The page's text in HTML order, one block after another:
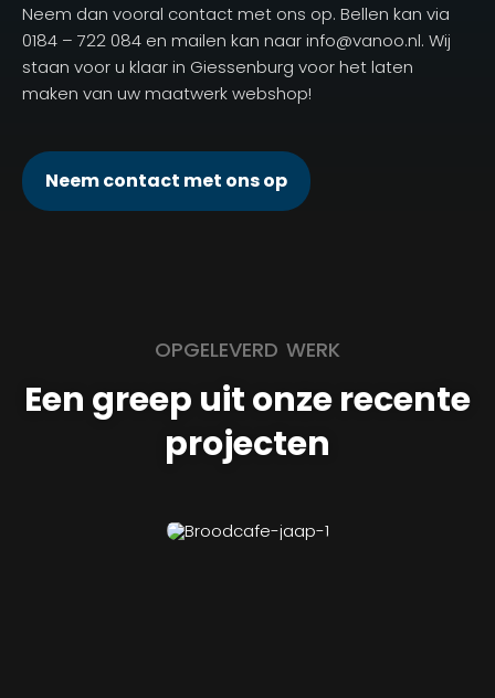
Neem dan vooral contact met ons op. Bellen kan via
0184 – 722 084 en mailen kan naar info@vanoo.nl. Wij
staan voor u klaar in Giessenburg voor het laten
maken van uw maatwerk webshop!
Neem contact met ons op
OPGELEVERD WERK
Een greep uit onze recente
projecten